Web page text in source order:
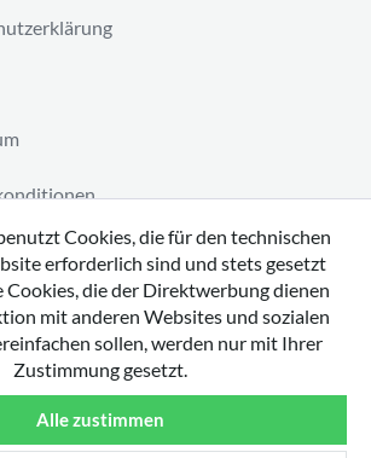
Cookies, die für den technischen
erforderlich sind und stets gesetzt
Cookies, die der Direktwerbung dienen
mit anderen Websites und sozialen
sollen, werden nur mit Ihrer
Zustimmung gesetzt.